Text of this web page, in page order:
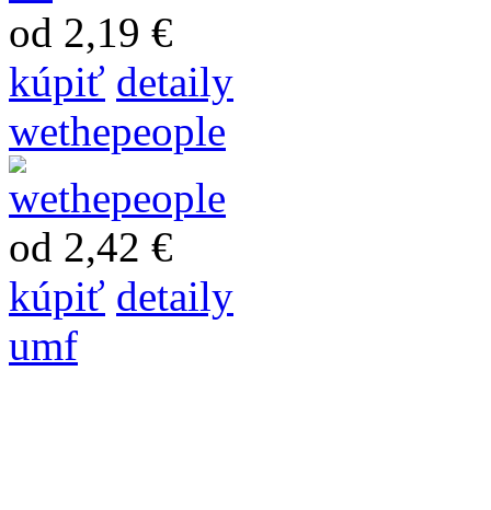
od 2,19 €
kúpiť detaily
wethepeople
od 2,42 €
kúpiť detaily
umf